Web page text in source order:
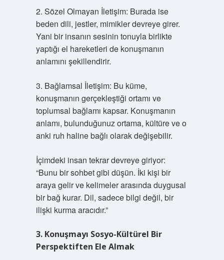
2. Sözel Olmayan İletişim: Burada ise
beden dili, jestler, mimikler devreye girer.
Yani bir insanın sesinin tonuyla birlikte
yaptığı el hareketleri de konuşmanın
anlamını şekillendirir.
3. Bağlamsal İletişim: Bu küme,
konuşmanın gerçekleştiği ortamı ve
toplumsal bağlamı kapsar. Konuşmanın
anlamı, bulunduğunuz ortama, kültüre ve o
anki ruh haline bağlı olarak değişebilir.
İçimdeki insan tekrar devreye giriyor:
“Bunu bir sohbet gibi düşün. İki kişi bir
araya gelir ve kelimeler arasında duygusal
bir bağ kurar. Dil, sadece bilgi değil, bir
ilişki kurma aracıdır.”
3. Konuşmayı Sosyo-Kültürel Bir
Perspektiften Ele Almak